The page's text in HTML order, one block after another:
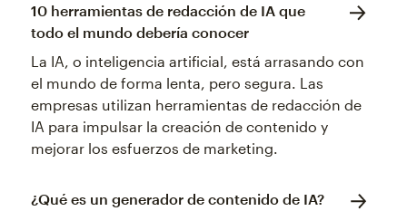
10 herramientas de redacción de IA que
todo el mundo debería conocer
La IA, o inteligencia artificial, está arrasando con
el mundo de forma lenta, pero segura. Las
empresas utilizan herramientas de redacción de
IA para impulsar la creación de contenido y
mejorar los esfuerzos de marketing.
¿Qué es un generador de contenido de IA?